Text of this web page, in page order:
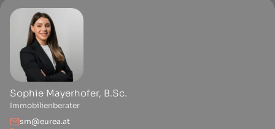
Sophie Mayerhofer, B.Sc.
Immobilienberater
sm@eurea.at